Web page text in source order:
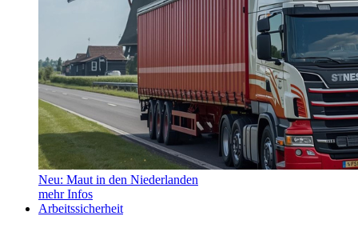
Neu: Maut in den Niederlanden
mehr Infos
Arbeitssicherheit